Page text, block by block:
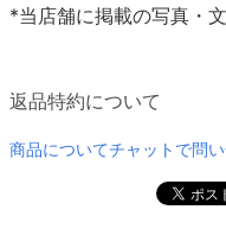
*当店舗に掲載の写真・
返品特約について
商品についてチャットで問